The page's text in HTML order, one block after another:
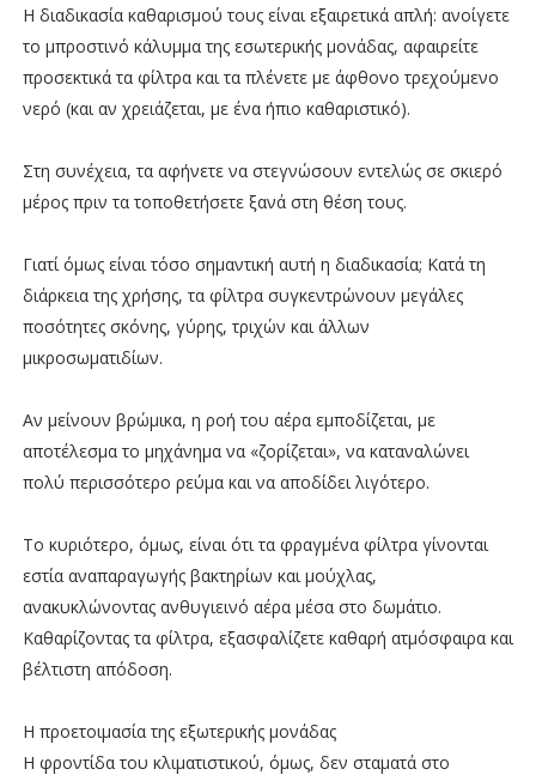
Η διαδικασία καθαρισμού τους είναι εξαιρετικά απλή: ανοίγετε
το μπροστινό κάλυμμα της εσωτερικής μονάδας, αφαιρείτε
προσεκτικά τα φίλτρα και τα πλένετε με άφθονο τρεχούμενο
νερό (και αν χρειάζεται, με ένα ήπιο καθαριστικό).
Στη συνέχεια, τα αφήνετε να στεγνώσουν εντελώς σε σκιερό
μέρος πριν τα τοποθετήσετε ξανά στη θέση τους.
Γιατί όμως είναι τόσο σημαντική αυτή η διαδικασία; Κατά τη
διάρκεια της χρήσης, τα φίλτρα συγκεντρώνουν μεγάλες
ποσότητες σκόνης, γύρης, τριχών και άλλων
μικροσωματιδίων.
Αν μείνουν βρώμικα, η ροή του αέρα εμποδίζεται, με
αποτέλεσμα το μηχάνημα να «ζορίζεται», να καταναλώνει
πολύ περισσότερο ρεύμα και να αποδίδει λιγότερο.
Το κυριότερο, όμως, είναι ότι τα φραγμένα φίλτρα γίνονται
εστία αναπαραγωγής βακτηρίων και μούχλας,
ανακυκλώνοντας ανθυγιεινό αέρα μέσα στο δωμάτιο.
Καθαρίζοντας τα φίλτρα, εξασφαλίζετε καθαρή ατμόσφαιρα και
βέλτιστη απόδοση.
Η προετοιμασία της εξωτερικής μονάδας
Η φροντίδα του κλιματιστικού, όμως, δεν σταματά στο